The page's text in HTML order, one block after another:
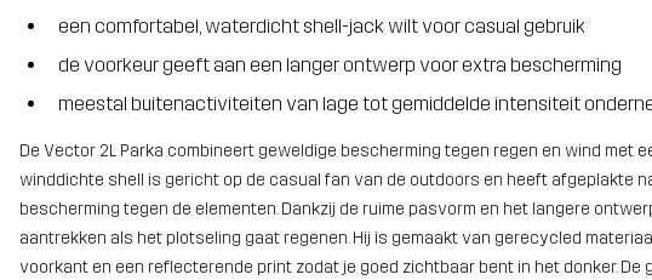
een comfortabel, waterdicht shell-jack wilt voor casual gebruik
de voorkeur geeft aan een langer ontwerp voor extra bescherming
meestal buitenactiviteiten van lage tot gemiddelde intensiteit
De Vector 2L Parka combineert geweldige bescherming tegen regen en wind met
winddichte shell is gericht op de casual fan van de outdoors en heeft afgeplakte
bescherming tegen de elementen. Dankzij de ruime pasvorm en het langere
aantrekken als het plotseling gaat regenen. Hij is gemaakt van gerecycled
voorkant en een reflecterende print zodat je goed zichtbaar bent in het donker.